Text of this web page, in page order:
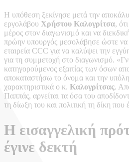
Η υπόθεση ξεκίνησε μετά την
εργολάβου Χρήστου Καλογρίτσα,
μέρος στον διαγωνισμό και να
πρώην υπουργός μεσολάβησε ώστε να
εταιρεία CCC για να καλύψει την
για τη συμμετοχή στο διαγωνισμό.
κατηγορούμενος εξαιτίας των όσων
αποκαταστήσω το όνομα και την
χαρακτηριστικά ο κ. Καλογρίτσας.
Παππάς, αρνείται τα όσα του
τη δίωξη του και πολιτική τη δίκη που
Η εισαγγελική
έγινε δεκτή